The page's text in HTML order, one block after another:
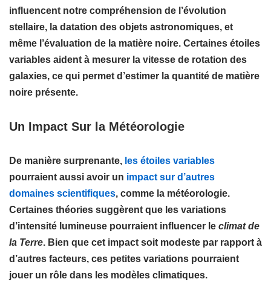
influencent notre compréhension de l’évolution
stellaire, la datation des objets astronomiques, et
même l’évaluation de la matière noire. Certaines étoiles
variables aident à mesurer la vitesse de rotation des
galaxies, ce qui permet d’estimer la quantité de matière
noire présente.
Un Impact Sur la Météorologie
De manière surprenante, les étoiles variables
pourraient aussi avoir un impact sur d’autres
domaines scientifiques, comme la météorologie.
Certaines théories suggèrent que les variations
d’intensité lumineuse pourraient influencer le climat de
la Terre. Bien que cet impact soit modeste par rapport à
d’autres facteurs, ces petites variations pourraient
jouer un rôle dans les modèles climatiques.